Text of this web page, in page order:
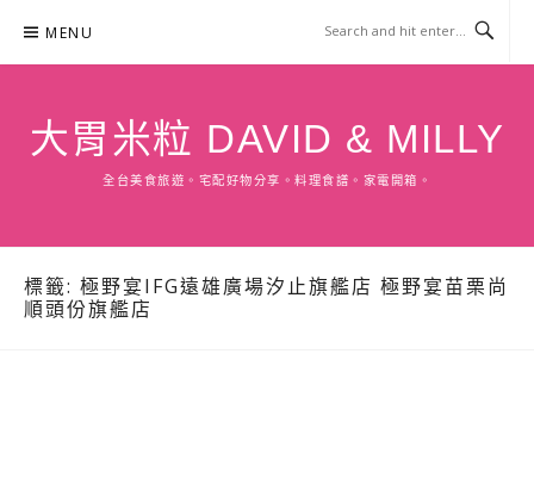
content
MENU
大胃米粒 DAVID & MILLY
全台美食旅遊。宅配好物分享。料理食譜。家電開箱。
標籤: 極野宴IFG遠雄廣場汐止旗艦店 極野宴苗栗尚
順頭份旗艦店